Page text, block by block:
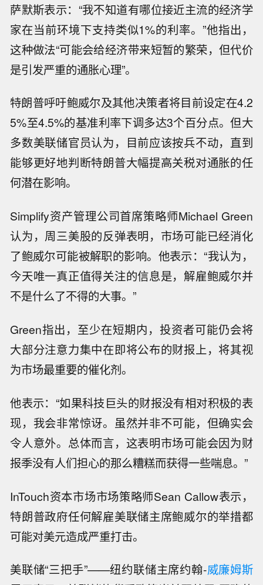
萨默斯表示：“我不知道有哪位接近主流的经济学
家在当前环境下支持类似1%的利率。”他指出，
这种做法“可能会给经济带来短暂的繁荣，但代价
是引发严重的通胀心理”。
特朗普呼吁鲍威尔及其他决策者将目前设定在4.2
5%至4.5%的基准利率下调多达3个百分点。但大
多数美联储官员认为，目前应该按兵不动，直到
能够更好地判断特朗普大幅提高关税对通胀的任
何潜在影响。
Simplify资产管理公司首席策略师Michael Green
认为，周三美股的反弹表明，市场可能已经消化
了鲍威尔可能被解职的影响。他表示：“我认为，
今天唯一真正值得关注的信息是，解雇鲍威尔并
不是什么了不得的大事。”
Green指出，至少在短期内，投资者可能仍会将
大部分注意力集中在即将公布的财报上，将其视
为市场最重要的催化剂。
他表示：“如果科技巨头的财报没有相对积极的表
现，我会非常惊讶。虽然并非不可能，但确实会
令人意外。总体而言，这表明市场可能会因为财
报季没有人们担心的那么糟糕而获得一些喘息。”
InTouch资本市场市场策略师Sean Callow表示，
特朗普政府任何解雇美联储主席鲍威尔的举措都
可能对美元造成严重打击。
美联储“三把手”——纽约联储主席约翰-威廉姆斯